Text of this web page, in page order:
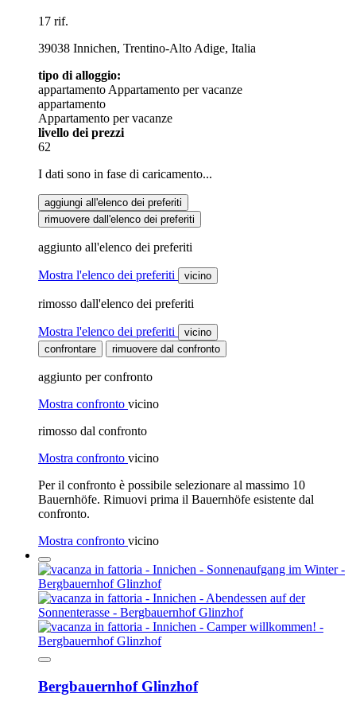
17 rif.
39038 Innichen, Trentino-Alto Adige, Italia
tipo di alloggio:
appartamento Appartamento per vacanze
appartamento
Appartamento per vacanze
livello dei prezzi
62
I dati sono in fase di caricamento...
aggiungi all'elenco dei preferiti
rimuovere dall'elenco dei preferiti
aggiunto all'elenco dei preferiti
Mostra l'elenco dei preferiti vicino
rimosso dall'elenco dei preferiti
Mostra l'elenco dei preferiti
vicino
confrontare
rimuovere dal confronto
aggiunto per confronto
Mostra confronto vicino
rimosso dal confronto
Mostra confronto vicino
Per il confronto è possibile selezionare al massimo 10
Bauernhöfe. Rimuovi prima il Bauernhöfe esistente dal
confronto.
Mostra confronto vicino
Bergbauernhof Glinzhof